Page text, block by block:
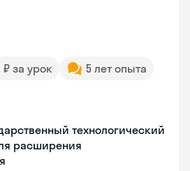
₽ за урок 5 лет опыта
технологический
расширения